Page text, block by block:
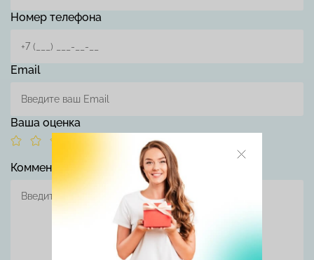
Номер телефона
Email
Ваша оценка
Комментарий